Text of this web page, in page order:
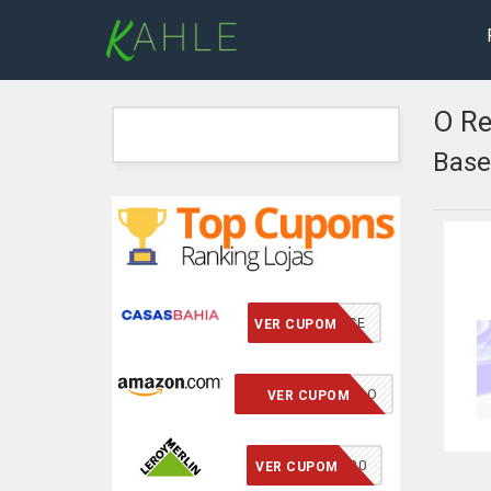
VCMERECE
VER CUPOM
CUPOM INSERIDO
VER CUPOM
ECONOMIZE20
VER CUPOM
O